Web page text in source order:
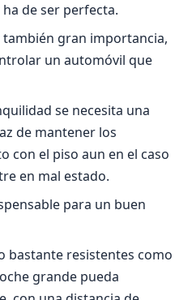
de ser perfecta.
gran importancia,
un automóvil que
se necesita una
de mantener los
con el piso aun en el caso
en mal estado.
para un buen
bastante resistentes como
grande pueda